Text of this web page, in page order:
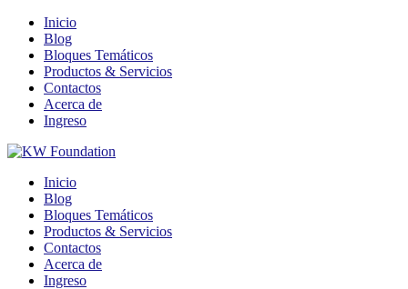
Inicio
Blog
Bloques Temáticos
Productos & Servicios
Contactos
Acerca de
Ingreso
Inicio
Blog
Bloques Temáticos
Productos & Servicios
Contactos
Acerca de
Ingreso